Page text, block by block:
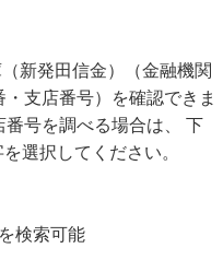
新発田信金）（金融機関
支店番号）を確認できま
号を調べる場合は、 下
選択してください。
検索可能